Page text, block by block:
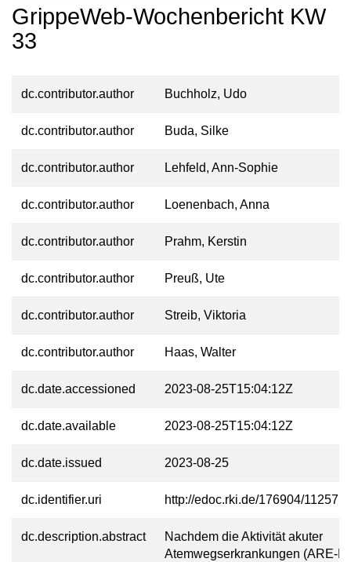
GrippeWeb-Wochenbericht KW
33
dc.contributor.author Buchholz, Udo
dc.contributor.author Buda, Silke
dc.contributor.author Lehfeld, Ann-Sophie
dc.contributor.author Loenenbach, Anna
dc.contributor.author Prahm, Kerstin
dc.contributor.author Preuß, Ute
dc.contributor.author Streib, Viktoria
dc.contributor.author Haas, Walter
dc.date.accessioned 2023-08-25T15:04:12Z
dc.date.available 2023-08-25T15:04:12Z
dc.date.issued 2023-08-25
dc.identifier.uri http://edoc.rki.de/176904/11257
dc.description.abstract
Nachdem die Aktivität akuter
Atemwegserkrankungen (ARE-